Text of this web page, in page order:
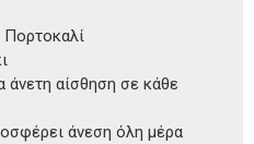
άνετη αίσθηση σε κάθε
άνεση όλη μέρα